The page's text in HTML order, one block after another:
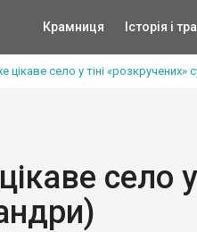
Крамниця Історія і
цікаве село у тіні «розкручених»
село у